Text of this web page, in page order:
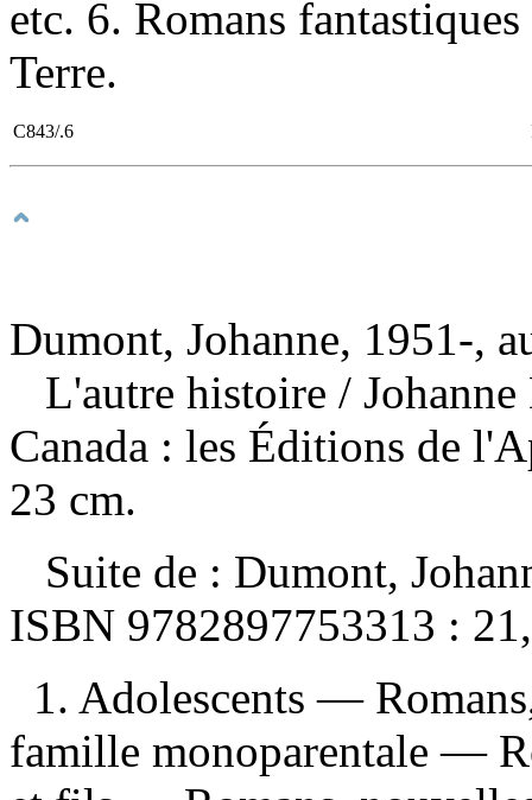
etc. 6. Romans
Terre.
C843/.6
Dumont, Johanne, 1951-,
L'autre histoire /
Canada : les Éditions de
23 cm.
Suite de : Dumont,
ISBN 9782897753313 :
1. Adolescents —
famille monoparentale —